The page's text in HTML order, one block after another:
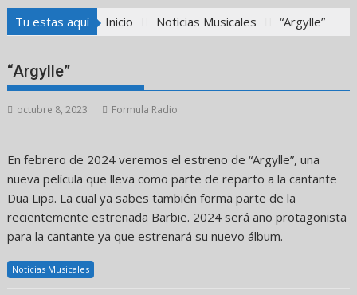
Tu estas aquí Inicio Noticias Musicales “Argylle”
“Argylle”
octubre 8, 2023 Formula Radio
En febrero de 2024 veremos el estreno de “Argylle”, una
nueva película que lleva como parte de reparto a la cantante
Dua Lipa. La cual ya sabes también forma parte de la
recientemente estrenada Barbie. 2024 será año protagonista
para la cantante ya que estrenará su nuevo álbum.
Noticias Musicales